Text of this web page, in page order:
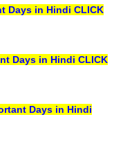
Days in Hindi CLICK
Days in Hindi CLICK
Days in Hindi